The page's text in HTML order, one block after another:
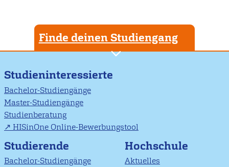
Finde deinen Studiengang
Studieninteressierte
Bachelor-Studiengänge
Master-Studiengänge
Studienberatung
HISinOne Online-Bewerbungstool
Studierende
Bachelor-Studiengänge
Hochschule
Aktuelles